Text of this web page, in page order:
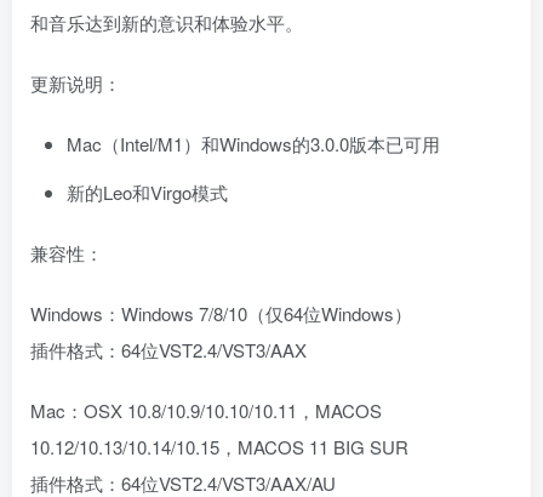
和音乐达到新的意识和体验水平。
更新说明：
Mac（Intel/M1）和Windows的3.0.0版本已可用
新的Leo和Virgo模式
兼容性：
Windows：Windows 7/8/10（仅64位Windows）
插件格式：64位VST2.4/VST3/AAX
Mac：OSX 10.8/10.9/10.10/10.11，MACOS
10.12/10.13/10.14/10.15，MACOS 11 BIG SUR
插件格式：64位VST2.4/VST3/AAX/AU